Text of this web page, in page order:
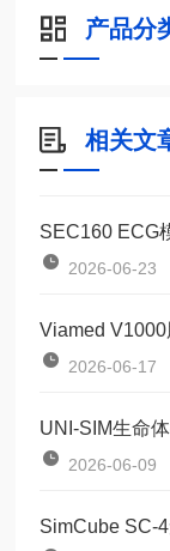
产品分
相关文
SEC160 ECG
2026-06-23
Viamed
2026-06-17
UNI-SIM生命
2026-06-09
SimCube SC-